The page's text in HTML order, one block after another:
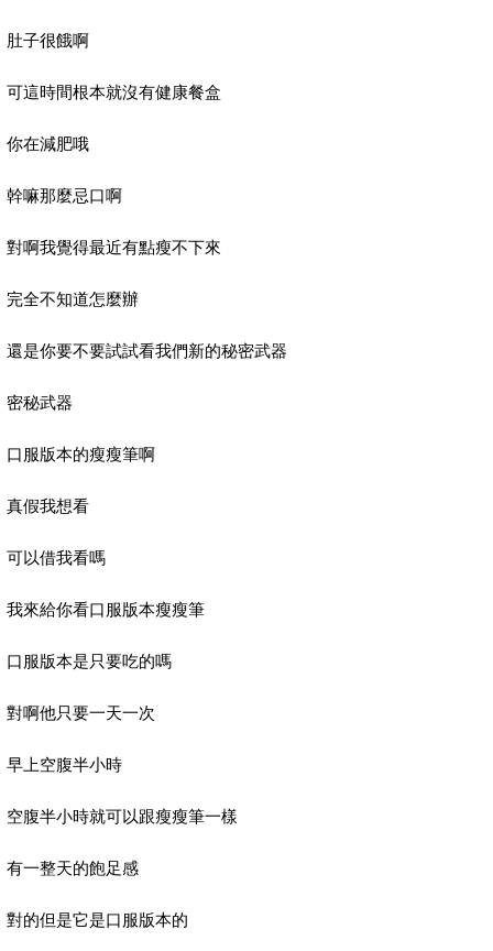
肚子很餓啊
可這時間根本就沒有健康餐盒
你在減肥哦
幹嘛那麼忌口啊
對啊我覺得最近有點瘦不下來
完全不知道怎麼辦
還是你要不要試試看我們新的秘密武器
密秘武器
口服版本的瘦瘦筆啊
真假我想看
可以借我看嗎
我來給你看口服版本瘦瘦筆
口服版本是只要吃的嗎
對啊他只要一天一次
早上空腹半小時
空腹半小時就可以跟瘦瘦筆一樣
有一整天的飽足感
對的但是它是口服版本的